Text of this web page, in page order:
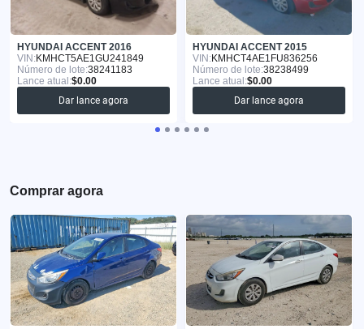
HYUNDAI ACCENT 2016
VIN:KMHCT5AE1GU241849
Número de lote:38241183
Lance atual:$0.00
Dar lance agora
HYUNDAI ACCENT 2015
VIN:KMHCT4AE1FU836256
Número de lote:38238499
Lance atual:$0.00
Dar lance agora
Comprar agora